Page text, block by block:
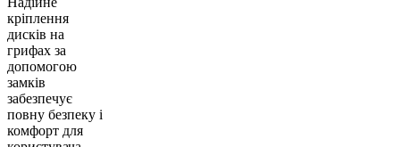
кріплення
дисків на
грифах за
допомогою
замків
забезпечує
повну безпеку і
комфорт для